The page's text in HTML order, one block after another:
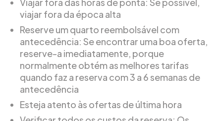
viajar fora da época alta
Reserve um quarto reembolsável com
antecedência: Se encontrar uma boa oferta,
reserve-a imediatamente, porque
normalmente obtém as melhores tarifas
quando faz a reserva com 3 a 6 semanas de
antecedência
Esteja atento às ofertas de última hora